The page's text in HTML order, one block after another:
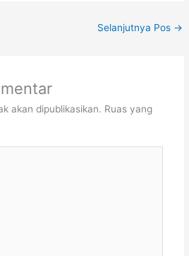
Selanjutnya Pos →
akan dipublikasikan. Ruas yang